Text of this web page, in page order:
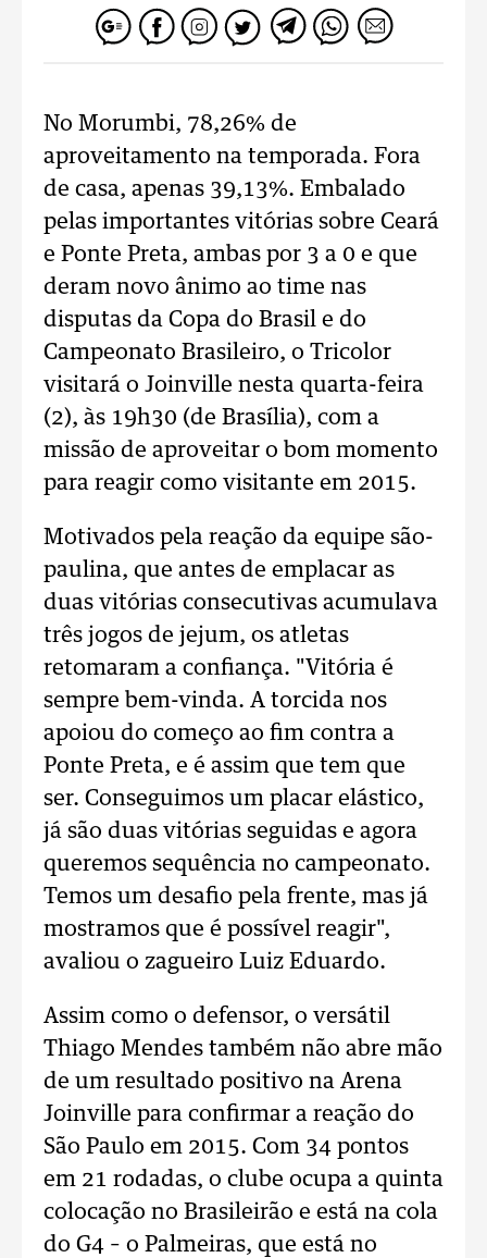
No Morumbi, 78,26% de
aproveitamento na temporada. Fora
de casa, apenas 39,13%. Embalado
pelas importantes vitórias sobre Ceará
e Ponte Preta, ambas por 3 a 0 e que
deram novo ânimo ao time nas
disputas da Copa do Brasil e do
Campeonato Brasileiro, o Tricolor
visitará o Joinville nesta quarta-feira
(2), às 19h30 (de Brasília), com a
missão de aproveitar o bom momento
para reagir como visitante em 2015.
Motivados pela reação da equipe são-
paulina, que antes de emplacar as
duas vitórias consecutivas acumulava
três jogos de jejum, os atletas
retomaram a confiança. "Vitória é
sempre bem-vinda. A torcida nos
apoiou do começo ao fim contra a
Ponte Preta, e é assim que tem que
ser. Conseguimos um placar elástico,
já são duas vitórias seguidas e agora
queremos sequência no campeonato.
Temos um desafio pela frente, mas já
mostramos que é possível reagir",
avaliou o zagueiro Luiz Eduardo.
Assim como o defensor, o versátil
Thiago Mendes também não abre mão
de um resultado positivo na Arena
Joinville para confirmar a reação do
São Paulo em 2015. Com 34 pontos
em 21 rodadas, o clube ocupa a quinta
colocação no Brasileirão e está na cola
do G4 – o Palmeiras, que está no